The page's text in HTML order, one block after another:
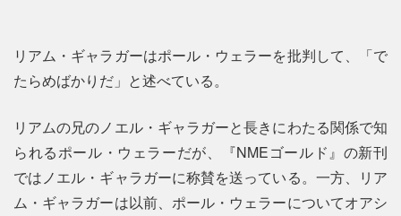
リアム・ギャラガーはポール・ウェラーを批判して、「で
たらめばかりだ」と述べている。
リアムの兄のノエル・ギャラガーと長きにわたる関係で知
られるポール・ウェラーだが、『NMEゴールド』の新刊
ではノエル・ギャラガーに称賛を送っている。一方、リア
ム・ギャラガーは以前、ポール・ウェラーについてオアシ